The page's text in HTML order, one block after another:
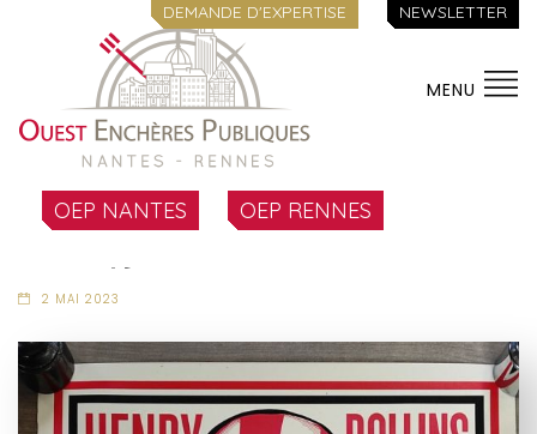
DEMANDE D'EXPERTISE NEWSLETTER
MENU
OEP NANTES OEP RENNES
Lot 452
2 MAI 2023